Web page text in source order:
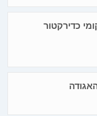
כדירקטור